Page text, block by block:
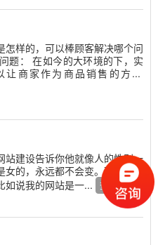
样的，可以棒顾客解决哪个问
题： 在如今的大环境的下，实
让商家作为商品销售的方...
站建设告诉你他就像人的性别一
的，永远都不会变。那么你的
如说我的网站是一...
查看详情